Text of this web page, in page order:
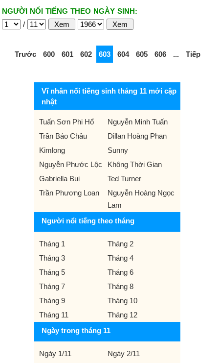
NGƯỜI NỔI TIẾNG THEO NGÀY SINH:
/
Trước 600 601 602 603 604 605 606 ... Tiếp
Vĩ nhân nổi tiếng sinh tháng 11 mới cập
nhật
Tuấn Sơn Phi Hổ
Nguyễn Minh Tuấn
Trần Bảo Châu
Dillan Hoàng Phan
Kimlong
Sunny
Nguyễn Phước Lộc
Không Thời Gian
Gabriella Bui
Ted Turner
Trần Phương Loan
Nguyễn Hoàng Ngọc
Lam
Người nổi tiếng theo tháng
Tháng 1
Tháng 2
Tháng 3
Tháng 4
Tháng 5
Tháng 6
Tháng 7
Tháng 8
Tháng 9
Tháng 10
Tháng 11
Tháng 12
Ngày trong tháng 11
Ngày 1/11
Ngày 2/11